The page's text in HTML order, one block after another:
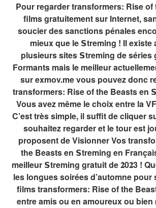
Pour regarder transformers: Rise of
films gratuitement sur Internet,
soucier des sanctions pénales
mieux que le 𝗦treming ! Il existe
plusieurs sites 𝗦treming de séries
Formants mais le meilleur
sur exmov.me vous pouvez donc
transformers: Rise of the Beasts en
Vous avez même le choix entre la
C’est très simple, il suffit de cliquer
souhaitez regarder et le tour est
proposent de Visionner Vos
the Beasts en 𝗦treming en
meilleur 𝗦treming gratuit de 𝟐0𝟐3 !
les longues soirées d’automne pour
films transformers: Rise of the
entre amis ou en amoureux ou bien